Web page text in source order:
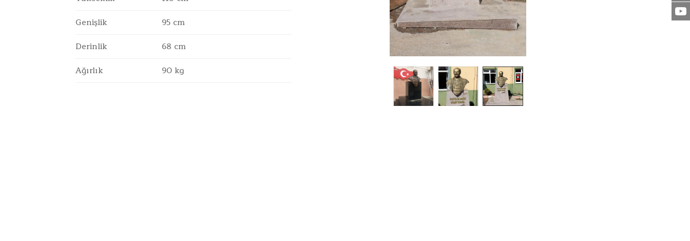
Genişlik
95 cm
Derinlik
68 cm
Ağırlık
90 kg